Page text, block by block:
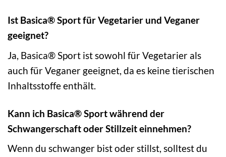
Ist Basica® Sport für Vegetarier und Veganer
geeignet?
Ja, Basica® Sport ist sowohl für Vegetarier als
auch für Veganer geeignet, da es keine tierischen
Inhaltsstoffe enthält.
Kann ich Basica® Sport während der
Schwangerschaft oder Stillzeit einnehmen?
Wenn du schwanger bist oder stillst, solltest du